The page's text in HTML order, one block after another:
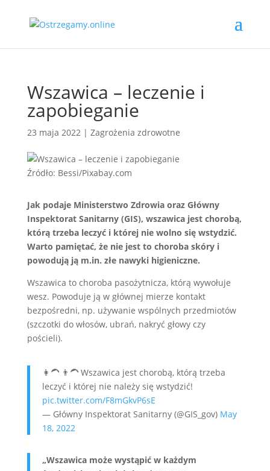
Wszawica – leczenie i
zapobieganie
23 maja 2022| Zagrożenia zdrowotne
Źródło: Bessi/Pixabay.com
Jak podaje Ministerstwo Zdrowia oraz Główny
Inspektorat Sanitarny (GIS), wszawica jest chorobą,
którą trzeba leczyć i której nie wolno się wstydzić.
Warto pamiętać, że nie jest to choroba skóry i
powodują ją m.in. złe nawyki higieniczne.
Wszawica to choroba pasożytnicza, którą wywołuje
wesz. Powoduje ją w głównej mierze kontakt
bezpośredni, np. używanie wspólnych przedmiotów
(szczotki do włosów, ubrań, nakryć głowy czy
pościeli).
👩‍🦱 👨‍🦱 Wszawica jest chorobą, którą trzeba
leczyć i której nie należy się wstydzić!
pic.twitter.com/F8mGkvP6sE
— Główny Inspektorat Sanitarny (@GIS_gov) May
18, 2022
„Wszawica może wystąpić w każdym